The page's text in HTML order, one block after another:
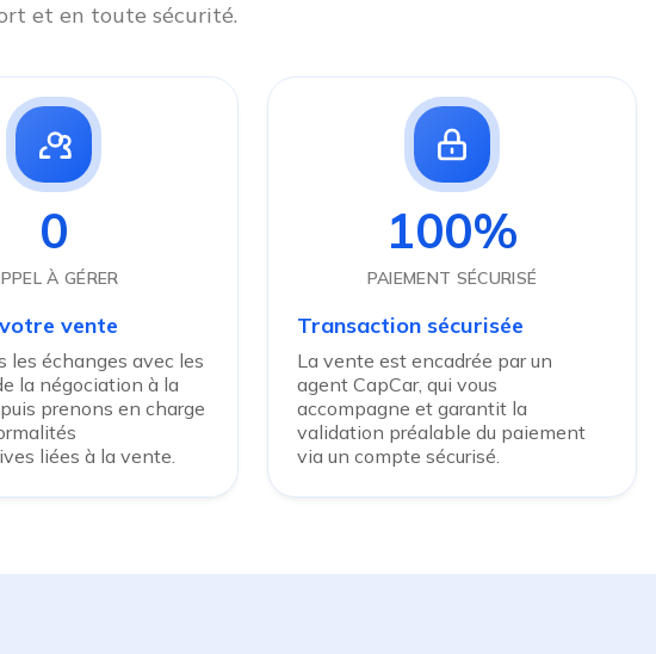
et en toute sécurité.
0
À GÉRER
vente
les échanges avec les
la négociation à la
prenons en charge
liées à la vente.
100%
PAIEMENT SÉCURISÉ
Transaction sécurisée
La vente est encadrée par un
agent CapCar, qui vous
accompagne et garantit la
validation préalable du paiement
via un compte sécurisé.